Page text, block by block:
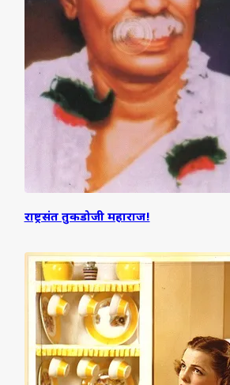
राष्ट्रसंत तुकडोजी महाराज!